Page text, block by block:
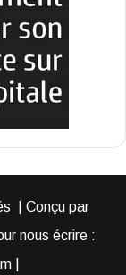
| Conçu par
nous écrire :
|